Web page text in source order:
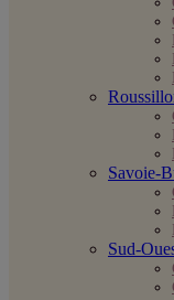
Savoie-
Sud-